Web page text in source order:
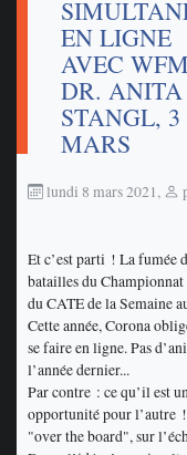
EN LIGNE
AVEC WFM
DR. ANITA
STANGL, 3
MARS
lundi 8 mars 2021 ,
Et c’est parti ! La fumée
batailles du
du CATE de la Semaine
Cette année, Corona
se faire en ligne. Pas
l’année dernier...
Par contre : ce qu’il est
opportunité pour l’autre
"over the board", sur